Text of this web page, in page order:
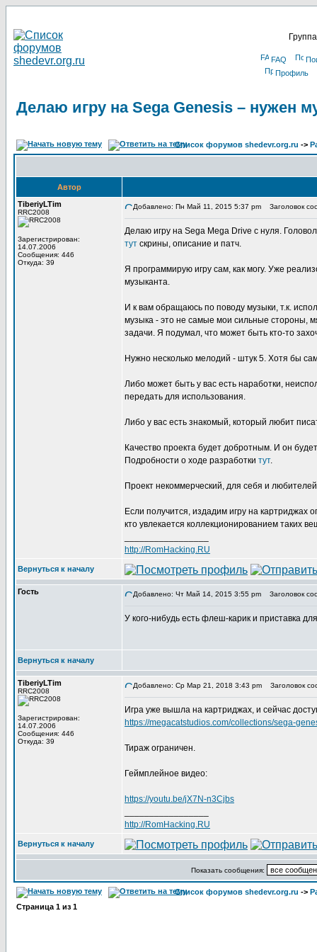
FAQ
Профиль
Делаю игру на Sega Genesis – нужен
Список форумов shedevr.org.ru ->
Автор
TiberiyLTim
RRC2008
Зарегистрирован:
14.07.2006
Сообщения: 446
Откуда: 39
Добавлено: Пн Май 11, 2015 5:37 pm Заголовок
Делаю игру на Sega Mega Drive с нуля.
тут скрины, описание и патч.
Я программирую игру сам, как могу. Уже
музыканта.
И к вам обращаюсь по поводу музыки, т.к.
музыка - это не самые мои сильные стороны,
задачи. Я подумал, что может быть кто-то
Нужно несколько мелодий - штук 5. Хотя бы
Либо может быть у вас есть наработки,
передать для использования.
Либо у вас есть знакомый, который любит
Качество проекта будет добротным. И он
Подробности о ходе разработки тут.
Проект некоммерческий, для себя и
Если получится, издадим игру на картриджах
кто увлекается коллекционированием таких
http://RomHacking.RU
Вернуться к началу
Гость Добавлено: Чт Май 14, 2015 3:55 pm Заголовок
У кого-нибудь есть флеш-карик и приставка
Вернуться к началу
TiberiyLTim
RRC2008
Зарегистрирован:
14.07.2006
Сообщения: 446
Откуда: 39
Добавлено: Ср Мар 21, 2018 3:43 pm Заголовок
Игра уже вышла на картриджах, и сейчас
https://megacatstudios.com/collections/sega-
Тираж ограничен.
Геймплейное видео:
https://youtu.be/jX7N-n3Cjbs
http://RomHacking.RU
Вернуться к началу
Показать сообщения:
Список форумов shedevr.org.ru ->
Страница 1 из 1